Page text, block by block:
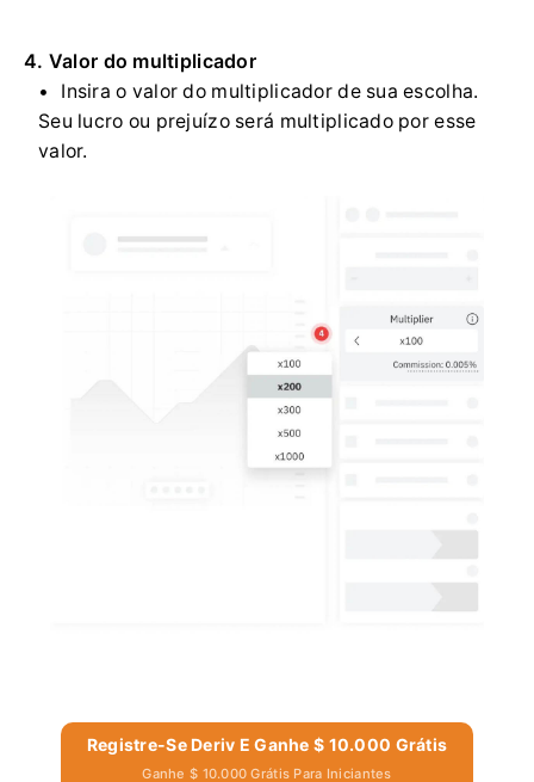
4. Valor do multiplicador
Insira o valor do multiplicador de sua escolha.
Seu lucro ou prejuízo será multiplicado por esse
valor.
Registre-Se Deriv E Ganhe $ 10.000 Grátis
Ganhe $ 10.000 Grátis Para Iniciantes